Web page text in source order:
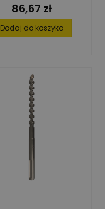
Cena
86,67 zł
Dodaj do koszyka